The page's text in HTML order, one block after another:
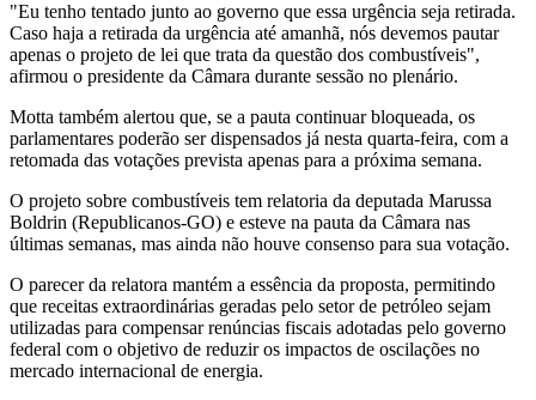
"Eu tenho tentado junto ao governo que essa urgência seja retirada.
Caso haja a retirada da urgência até amanhã, nós devemos pautar
apenas o projeto de lei que trata da questão dos combustíveis",
afirmou o presidente da Câmara durante sessão no plenário.
Motta também alertou que, se a pauta continuar bloqueada, os
parlamentares poderão ser dispensados já nesta quarta-feira, com a
retomada das votações prevista apenas para a próxima semana.
O projeto sobre combustíveis tem relatoria da deputada Marussa
Boldrin (Republicanos-GO) e esteve na pauta da Câmara nas
últimas semanas, mas ainda não houve consenso para sua votação.
O parecer da relatora mantém a essência da proposta, permitindo
que receitas extraordinárias geradas pelo setor de petróleo sejam
utilizadas para compensar renúncias fiscais adotadas pelo governo
federal com o objetivo de reduzir os impactos de oscilações no
mercado internacional de energia.